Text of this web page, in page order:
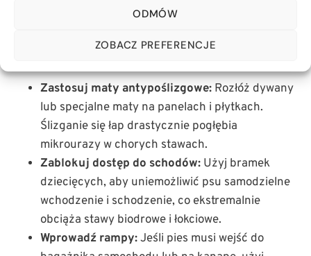
ODMÓW
ZOBACZ PREFERENCJE
możesz ulżyć psu poprzez odpowiednią modyfikację
ubocznych i realnie zmniejszają ból:
Zastosuj maty antypoślizgowe: Rozłóż dywany
lub specjalne maty na panelach i płytkach.
Ślizganie się łap drastycznie pogłębia
mikrourazy w chorych stawach.
Zablokuj dostęp do schodów: Użyj bramek
dziecięcych, aby uniemożliwić psu samodzielne
wchodzenie i schodzenie, co ekstremalnie
obciąża stawy biodrowe i łokciowe.
Wprowadź rampy:Jeśli pies musi wejść do